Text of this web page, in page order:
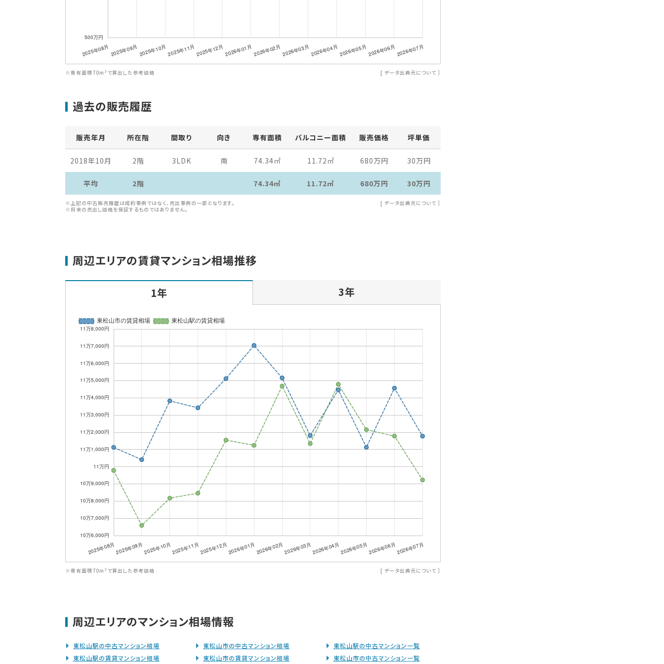
※専有面積70m²で算出した参考価格 [ データ出典元について ］
過去の販売履歴
販売年月 所在階 間取り 向き 専有面積 バルコニー面積 販売価格 坪単価
2018年10月 2階 3LDK 南 74.34㎡ 11.72 ㎡ 680万円 30万円
平均 2階 74.34㎡ 11.72㎡ 680万円 30万円
※上記の中古販売履歴は成約事例ではなく、売出事例の一部となります。
※将来の売出し価格を保証するものではありません。
[ データ出典元について ］
周辺エリアの賃貸マンション相場推移
1年 3年
※専有面積70m²で算出した参考価格 [ データ出典元について ］
周辺エリアのマンション相場情報
東松山駅の中古マンション相場
東松山駅の賃貸マンション相場
東松山市の中古マンション相場
東松山市の賃貸マンション相場
東松山駅の中古マンション一覧
東松山市の中古マンション一覧